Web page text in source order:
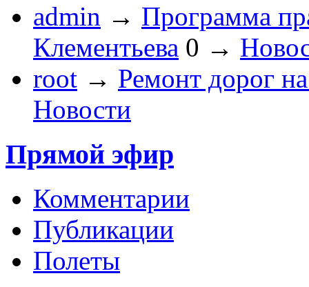
admin → Программа
Клементьева 0 →
root → Ремонт дорог
Новости
Прямой эфир
Комментарии
Публикации
Полеты